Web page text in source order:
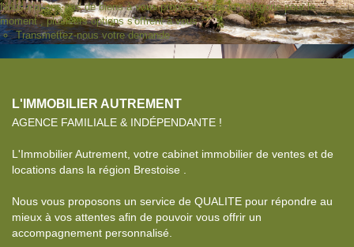
Nous n'avons pas de biens à vous proposer dans la catégorie pour le
moment , plusieurs options s'offrent à vous :
Transmettez-nous votre demande
L'IMMOBILIER AUTREMENT
AGENCE FAMILIALE & INDÉPENDANTE !
L'Immobilier Autrement, votre cabinet immobilier de ventes et de
locations dans la région Brestoise .
Nous vous proposons un service de QUALITE pour répondre au
mieux à vos attentes afin de pouvoir vous offrir un
accompagnement personnalisé.